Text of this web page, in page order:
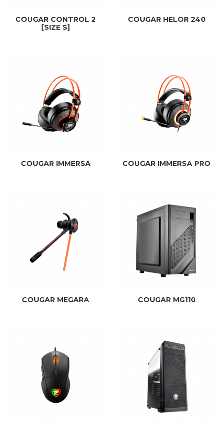
COUGAR CONTROL 2
[SIZE S]
COUGAR HELOR 240
COUGAR IMMERSA COUGAR IMMERSA PRO
COUGAR MEGARA COUGAR MG110